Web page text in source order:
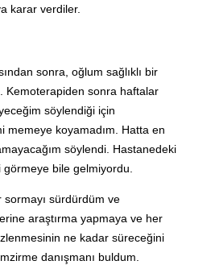
karar verdiler.
sonra, oğlum sağlıklı bir
Kemoterapiden sonra haftalar
söylendiği için
memeye koyamadım. Hatta en
söylendi. Hastanedeki
bile gelmiyordu.
sürdürdüm ve
araştırma yapmaya ve her
ne kadar süreceğini
danışmanı buldum.